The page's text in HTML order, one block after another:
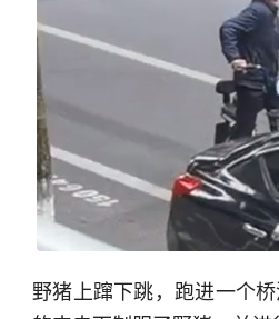
野猪上蹿下跳，跑进一个